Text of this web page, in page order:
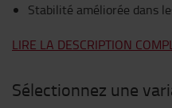
Stabilité améliorée dans
LIRE LA DESCRIPTION
Sélectionnez une